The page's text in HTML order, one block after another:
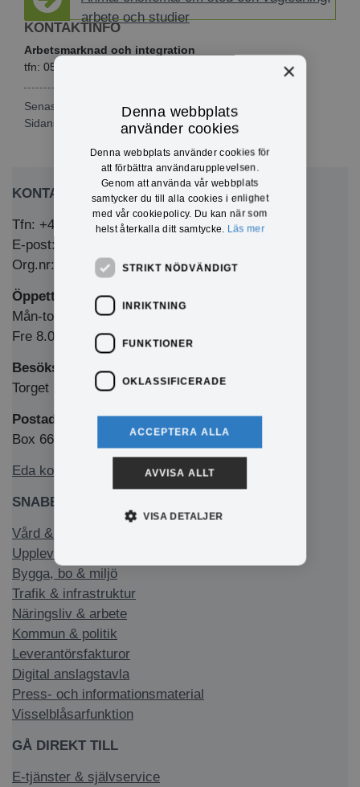
arbete och studier
KONTAKTINFO
Arbetsmarknad och integration
tfn: 0571-180 790
Senast publicerad: 2026-07-16
Sidansvarig:
Christoffer Damström
KONTAKTA OSS
Tfn: +46 (0)571-281 00
E-post: kommun@eda.se
Org.nr: 212000-1769
Öppettider Medborgarkontor/växel
Mån-tors 8.00-12.00 & 13.00-16.00
Fre 8.00-12.00 & 13.00-15.00
Besöksadress
Torget 1, 673 32 Charlottenberg
Postadress
Box 66, 673 22 Charlottenberg
Eda kommun på Facebook
SNABBLÄNKAR
Vård & stöd
Uppleva & göra
Bygga, bo & miljö
Trafik & infrastruktur
Näringsliv & arbete
Kommun & politik
Leverantörsfakturor
Digital anslagstavla
Press- och informationsmaterial
Visselblåsarfunktion
GÅ DIREKT TILL
E-tjänster & självservice
×
Denna webbplats
använder cookies
Denna webbplats använder cookies för
att förbättra användarupplevelsen.
Genom att använda vår webbplats
samtycker du till alla cookies i enlighet
med vår cookiepolicy. Du kan när som
helst återkalla ditt samtycke. Läs mer
STRIKT NÖDVÄNDIGT
INRIKTNING
FUNKTIONER
OKLASSIFICERADE
ACCEPTERA ALLA
AVVISA ALLT
VISA DETALJER